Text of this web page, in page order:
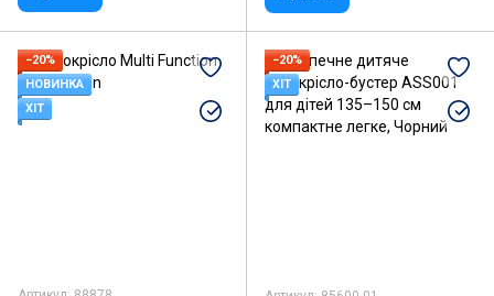
−20%
НОВИНКА
ХІТ
−20%
ХІТ